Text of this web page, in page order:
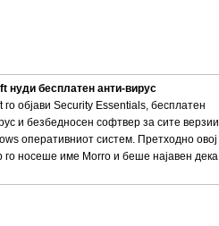
нуди бесплатен анти-вирус
го објави Security Essentials, бесплатен
и безбедносен софтвер за сите верзии
оперативниот систем. Претходно овој
го носеше име Мorro и беше најавен дека